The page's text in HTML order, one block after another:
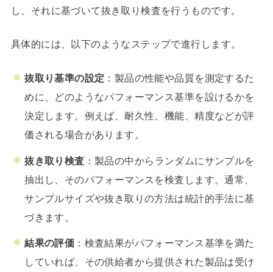
し、それに基づいて抜き取り検査を行うものです。
具体的には、以下のようなステップで進行します。
抜取り基準の設定 ：製品の性能や品質を測定するた
めに、どのようなパフォーマンス基準を設けるかを
決定します。例えば、耐久性、機能、精度などが評
価される場合があります。
抜き取り検査 ：製品の中からランダムにサンプルを
抽出し、そのパフォーマンスを検査します。通常、
サンプルサイズや抜き取りの方法は統計的手法に基
づきます。
結果の評価 ：検査結果がパフォーマンス基準を満た
していれば、その供給者から提供された製品は受け